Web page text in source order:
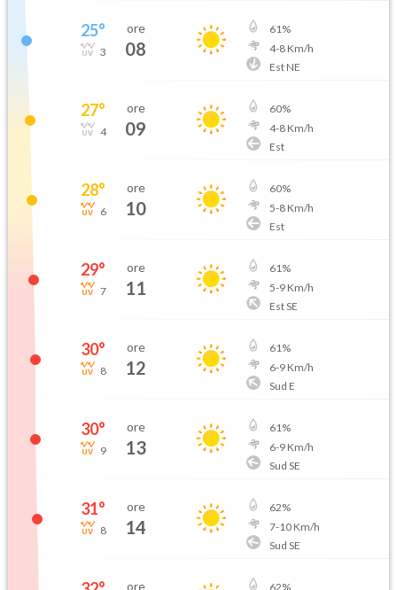
25°
3
ore
08
61%
4-8Km/h
Est NE
27°
4
ore
09
60%
4-8Km/h
Est
28°
6
ore
10
60%
5-8Km/h
Est
29°
7
ore
11
61%
5-9Km/h
Est SE
30°
8
ore
12
61%
6-9Km/h
Sud E
30°
9
ore
13
61%
6-9Km/h
Sud SE
31°
8
ore
14
62%
7-10Km/h
Sud SE
ore 62%